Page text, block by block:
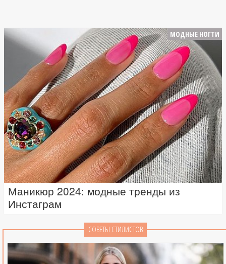
МОДНЫЕ НОГТИ
Маникюр 2024: модные тренды из
Инстаграм
СОВЕТЫ СТИЛИСТОВ